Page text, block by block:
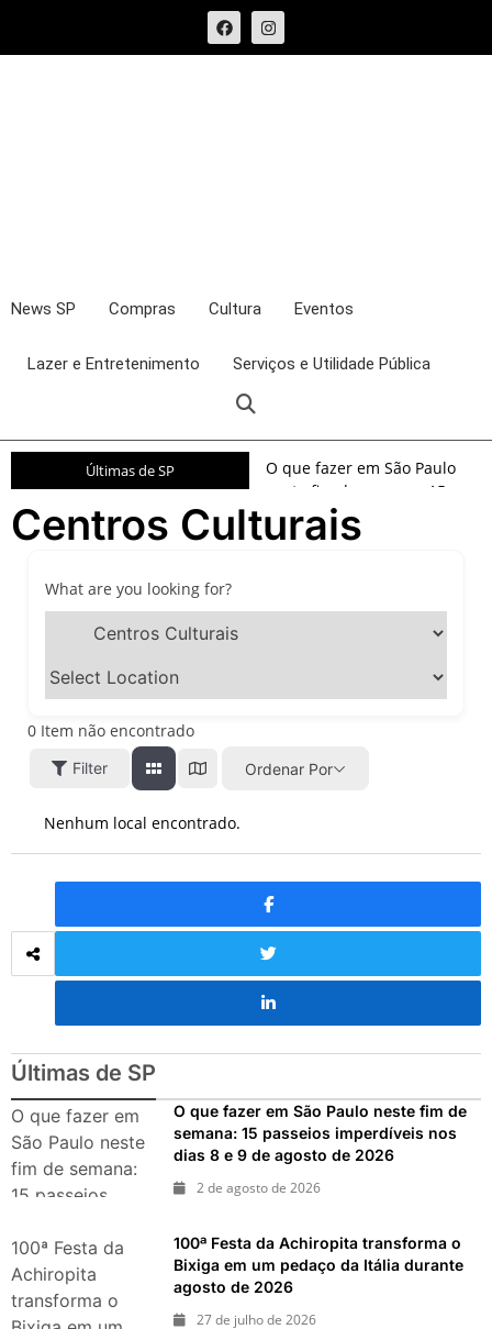
News SP Compras Cultura Eventos
Lazer e Entretenimento Serviços e Utilidade Pública
Últimas de SP
O que fazer em São Paulo
neste fim de semana: 15
passeios imperdíveis nos
dias 8 e 9 de agosto de 2026
pedaço da Itália durante
em agosto de 2026: festas
italianas, eventos,
O que fazer em São Paulo
nos dias 18 e 19 de julho de
2026: festas julinas, shows,
Copa do Mundo, exposições
e passeios imperdíveis
O que fazer em São Paulo no
final de semana de 11 e 12
de julho: guia completo com
festas julinas, exposições,
gastronomia, automobilismo
e lazer para toda a família
Centros Culturais
What are you looking for?
0 Item não encontrado
Filter Ordenar Por
Nenhum local encontrado.
Últimas de SP
O que fazer em
São Paulo neste
fim de semana:
15 passeios
dias 8 e 9 de
agosto de 2026
O que fazer em São Paulo neste fim de
semana: 15 passeios imperdíveis nos
dias 8 e 9 de agosto de 2026
2 de agosto de 2026
100ª Festa da
Achiropita
transforma o
Bixiga em um
100ª Festa da Achiropita transforma o
Bixiga em um pedaço da Itália durante
agosto de 2026
27 de julho de 2026